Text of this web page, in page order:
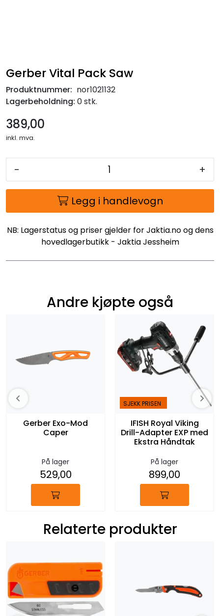
Gerber Vital Pack Saw
Produktnummer: nor1021132
Lagerbeholdning: 0 stk.
389,00
inkl. mva.
- +
Legg i handlevogn
NB: Lagerstatus og priser gjelder for Jaktia.no og dens
hovedlagerbutikk - Jaktia Jessheim
Andre kjøpte også
Gerber Exo-Mod
Caper
På lager
529,00
SJEKK PRISEN
IFISH Royal Viking
Drill-Adapter EXP med
Ekstra Håndtak
På lager
899,00
Relaterte produkter